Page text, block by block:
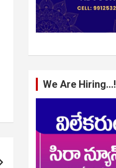
We Are Hiring…!